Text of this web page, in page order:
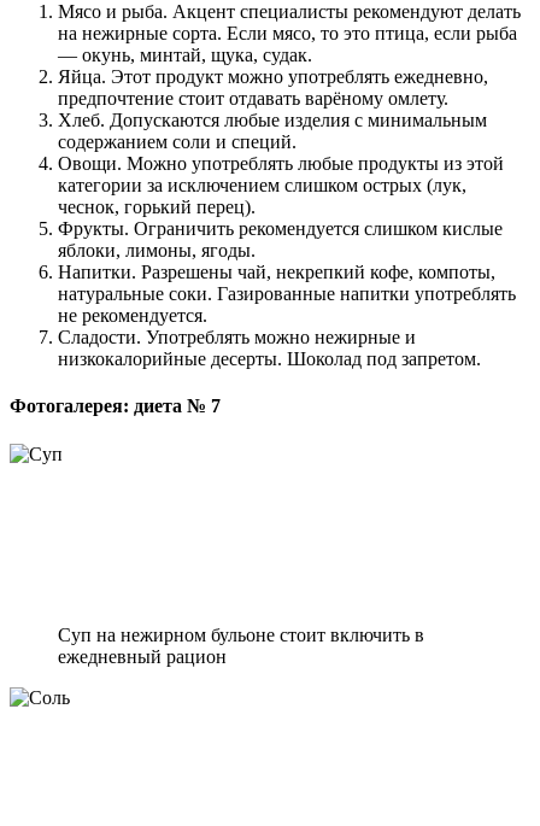
Мясо и рыба. Акцент специалисты рекомендуют делать
на нежирные сорта. Если мясо, то это птица, если рыба
— окунь, минтай, щука, судак.
Яйца. Этот продукт можно употреблять ежедневно,
предпочтение стоит отдавать варёному омлету.
Хлеб. Допускаются любые изделия с минимальным
содержанием соли и специй.
Овощи. Можно употреблять любые продукты из этой
категории за исключением слишком острых (лук,
чеснок, горький перец).
Фрукты. Ограничить рекомендуется слишком кислые
яблоки, лимоны, ягоды.
Напитки. Разрешены чай, некрепкий кофе, компоты,
натуральные соки. Газированные напитки употреблять
не рекомендуется.
Сладости. Употреблять можно нежирные и
низкокалорийные десерты. Шоколад под запретом.
Фотогалерея: диета № 7
Суп на нежирном бульоне стоит включить в
ежедневный рацион